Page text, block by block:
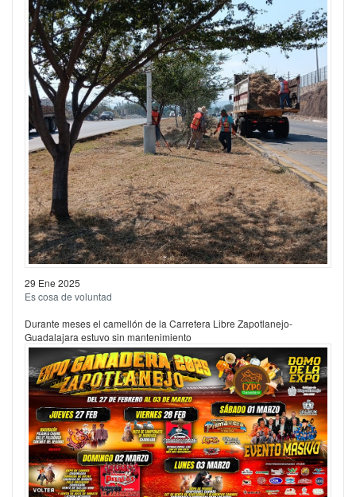
29 Ene 2025
Es cosa de voluntad
Durante meses el camellón de la Carretera Libre Zapotlanejo-
Guadalajara estuvo sin mantenimiento